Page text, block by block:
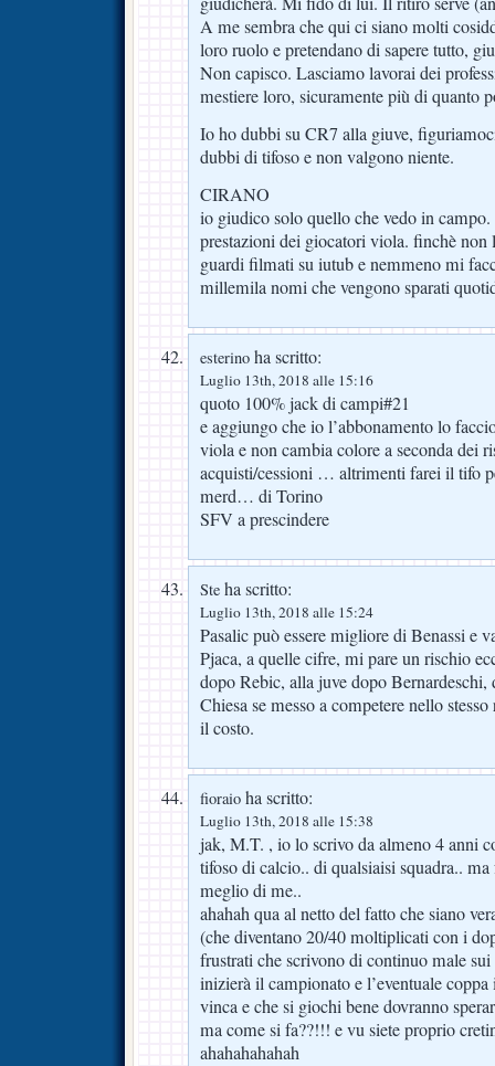
A me sembra che qui ci siano molti
loro ruolo e pretendano di sapere tutto,
Non capisco. Lasciamo lavorai dei
mestiere loro, sicuramente più di quanto
Io ho dubbi su CR7 alla giuve,
dubbi di tifoso e non valgono niente.
CIRANO
io giudico solo quello che vedo in
prestazioni dei giocatori viola. finchè
guardi filmati su iutub e nemmeno mi
millemila nomi che vengono sparati
esterino ha scritto:
Luglio 13th, 2018 alle 15:16
quoto 100% jack di campi#21
e aggiungo che io l’abbonamento lo
viola e non cambia colore a seconda dei
acquisti/cessioni … altrimenti farei il tifo
merd… di Torino
SFV a prescindere
Ste ha scritto:
Luglio 13th, 2018 alle 15:24
Pasalic può essere migliore di Benassi e
Pjaca, a quelle cifre, mi pare un rischio
dopo Rebic, alla juve dopo Bernardeschi,
Chiesa se messo a competere nello
il costo.
fioraio ha scritto:
Luglio 13th, 2018 alle 15:38
jak, M.T. , io lo scrivo da almeno 4 anni
tifoso di calcio.. di qualsiaisi squadra.. ma
meglio di me..
ahahah qua al netto del fatto che siano
(che diventano 20/40 moltiplicati con i
frustrati che scrivono di continuo male
inizierà il campionato e l’eventuale coppa
vinca e che si giochi bene dovranno
ma come si fa??!!! e vu siete proprio
ahahahahahah